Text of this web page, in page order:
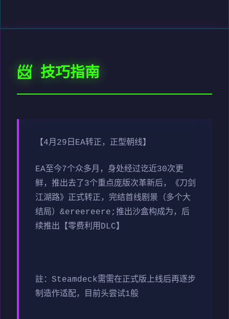
📨 技巧指南
【4月29日EA转正，正型朝线】
EA至今7个众多月，身处经过讫近30次更
鲜，推出去了3个重点庞版次革新后，《刀剑
江湖路》正式转正，完结首线剧景（多个大
结局）&ereereere;推出沙盒构成为，后
续推出【零费利用DLC】
註：Steamdeck需需在正式版上线后再逐步
制造作适配，目前头尝试1般